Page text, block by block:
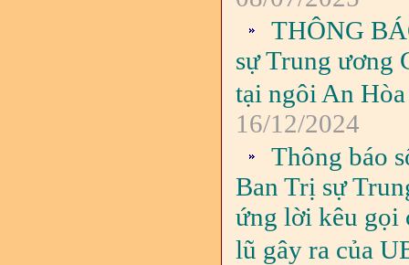
THÔNG
sự Trung ương
tại ngôi An
16/12/2024
Thông báo
Ban Trị sự
ứng lời kêu gọi
lũ gây ra của